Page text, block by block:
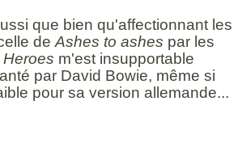
que bien qu'affectionnant les
deAshes to ashes par les
Heroes m'est insupportable
par David Bowie, même si
pour sa version allemande...